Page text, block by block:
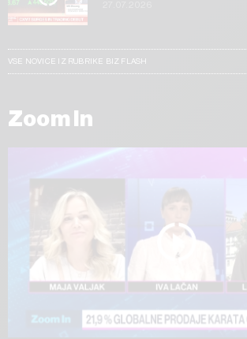
VSE NOVICE IZ RUBRIKE BIZ FLASH
Zoom In